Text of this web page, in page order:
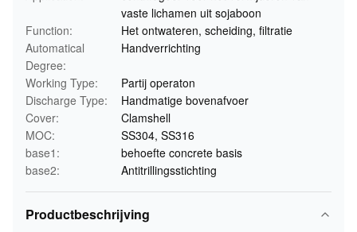
vaste lichamen uit sojaboon
Function:
Het ontwateren, scheiding, filtratie
Automatical
Degree:
Handverrichting
Working Type:
Partij operaton
Discharge Type:
Handmatige bovenafvoer
Cover:
Clamshell
MOC:
SS304, SS316
base1:
behoefte concrete basis
base2:
Antitrillingsstichting
Productbeschrijving